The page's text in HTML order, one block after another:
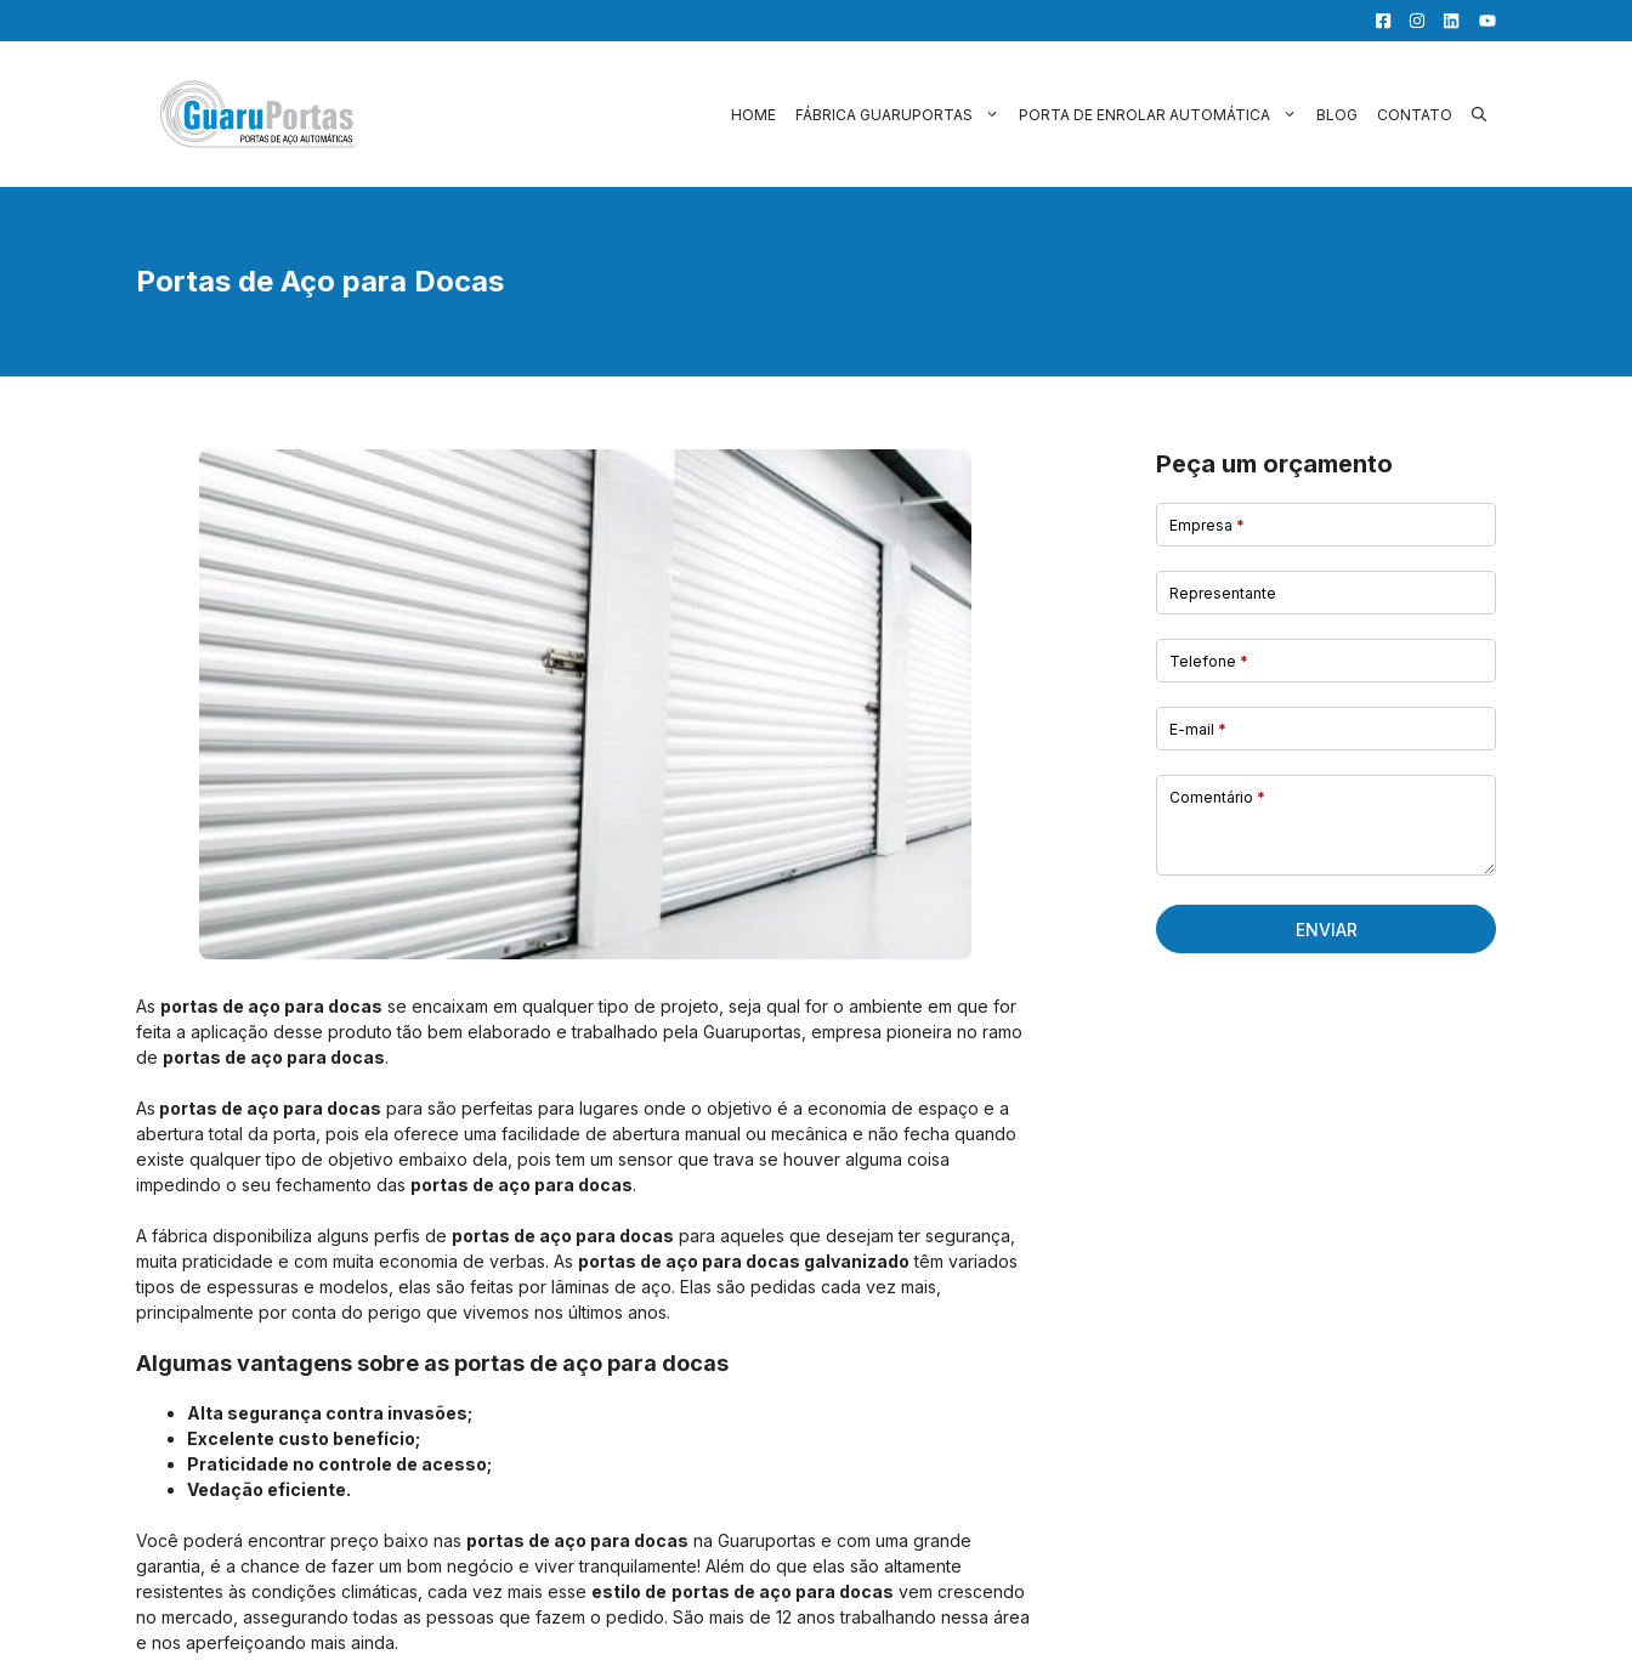
para
HOME FÁBRICA GUARUPORTAS PORTA DE ENROLAR AUTOMÁTICA BLOG CONTATO
Portas de Aço para Docas
As portas de aço para docas se encaixam em qualquer tipo de projeto, seja qual for o ambiente em que for
feita a aplicação desse produto tão bem elaborado e trabalhado pela Guaruportas, empresa pioneira no ramo
de portas de aço para docas.
As portas de aço para docas para são perfeitas para lugares onde o objetivo é a economia de espaço e a
abertura total da porta, pois ela oferece uma facilidade de abertura manual ou mecânica e não fecha quando
existe qualquer tipo de objetivo embaixo dela, pois tem um sensor que trava se houver alguma coisa
impedindo o seu fechamento das portas de aço para docas.
A fábrica disponibiliza alguns perfis de portas de aço para docas para aqueles que desejam ter segurança,
muita praticidade e com muita economia de verbas. As portas de aço para docas galvanizado têm variados
tipos de espessuras e modelos, elas são feitas por lâminas de aço. Elas são pedidas cada vez mais,
principalmente por conta do perigo que vivemos nos últimos anos.
Algumas vantagens sobre as portas de aço para docas
Alta segurança contra invasões;
Excelente custo benefício;
Praticidade no controle de acesso;
Vedação eficiente.
Você poderá encontrar preço baixo nas portas de aço para docas na Guaruportas e com uma grande
garantia, é a chance de fazer um bom negócio e viver tranquilamente! Além do que elas são altamente
resistentes às condições climáticas, cada vez mais esse estilo de portas de aço para docas vem crescendo
no mercado, assegurando todas as pessoas que fazem o pedido. São mais de 12 anos trabalhando nessa área
e nos aperfeiçoando mais ainda.
Peça um orçamento
Empresa *
Representante
Telefone *
E-mail *
Comentário *
ENVIAR